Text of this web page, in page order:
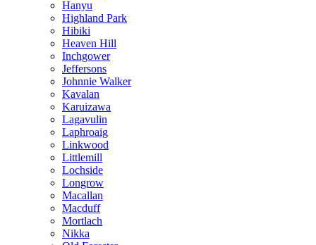
Hanyu
Highland Park
Hibiki
Heaven Hill
Inchgower
Jeffersons
Johnnie Walker
Kavalan
Karuizawa
Lagavulin
Laphroaig
Linkwood
Littlemill
Lochside
Longrow
Macallan
Macduff
Mortlach
Nikka